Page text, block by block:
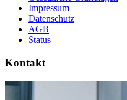
Impressum
Datenschutz
AGB
Status
Kontakt